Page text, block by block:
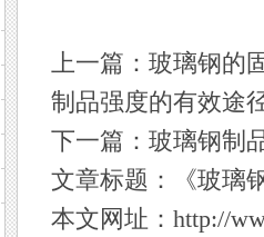
上一篇： 玻璃钢的
制品强度的有效途
下一篇： 玻璃钢制
文章标题：《玻璃
本文网址： http://